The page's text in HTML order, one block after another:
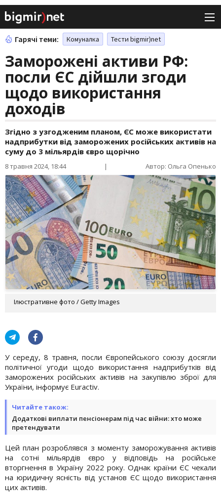
Гарячі теми: Комуналка Тести bigmir)net
Заморожені активи РФ:
посли ЄС дійшли згоди
щодо використання
доходів
Згідно з узгодженим планом, ЄС може використати
надприбутки від заморожених російських активів на
суму до 3 мільярдів євро щорічно
8 травня 2024, 18:44 | Автор: Ольга Опенько
Ілюстративне фото / Getty Images
У середу, 8 травня, посли Європейського союзу досягли
політичної угоди щодо використання надприбутків від
заморожених російських активів на закупівлю зброї для
України, інформує Euractiv.
Читайте також:
Додаткові виплати пенсіонерам під час війни: хто може
претендувати
Цей план розроблявся з моменту заморожування активів
на сотні мільярдів євро у відповідь на російське
вторгнення в Україну 2022 року. Однак країни ЄС чекали
на юридичну ясність від установ ЄС щодо використання
цих активів.